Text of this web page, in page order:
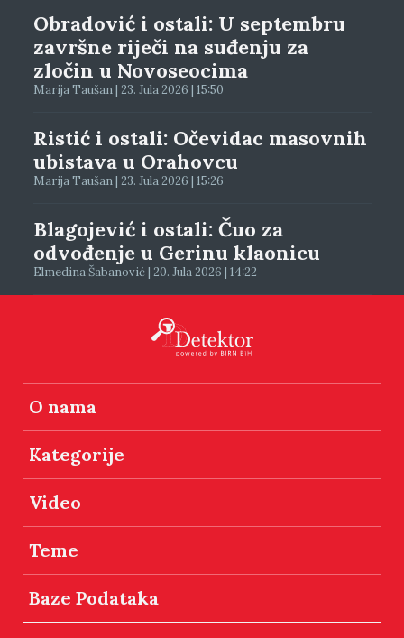
Obradović i ostali: U septembru
završne riječi na suđenju za
zločin u Novoseocima
Marija Taušan | 23. Jula 2026 | 15:50
Ristić i ostali: Očevidac masovnih
ubistava u Orahovcu
Marija Taušan | 23. Jula 2026 | 15:26
Blagojević i ostali: Čuo za
odvođenje u Gerinu klaonicu
Elmedina Šabanović | 20. Jula 2026 | 14:22
O nama
Kategorije
Video
Teme
Baze Podataka